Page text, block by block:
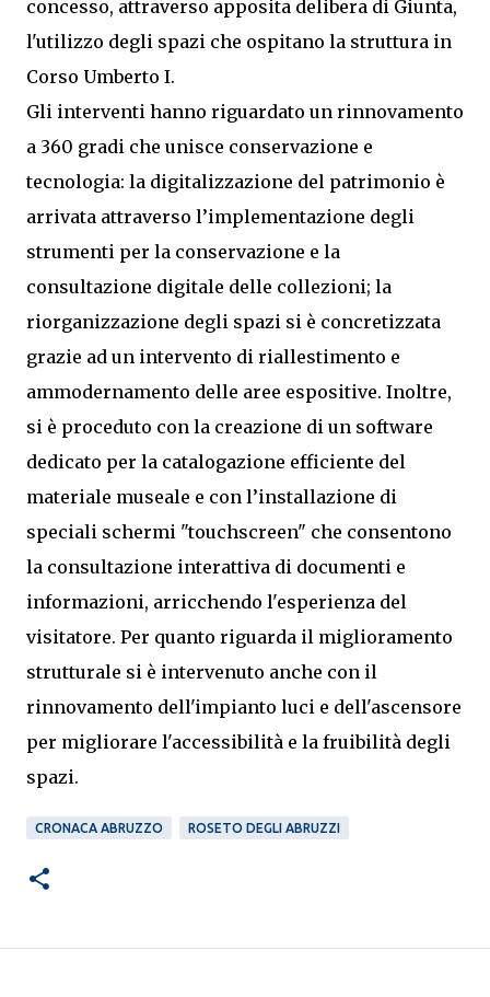
concesso, attraverso apposita delibera di Giunta,
l'utilizzo degli spazi che ospitano la struttura in
Corso Umberto I.
Gli interventi hanno riguardato un rinnovamento
a 360 gradi che unisce conservazione e
tecnologia: la digitalizzazione del patrimonio è
arrivata attraverso l’implementazione degli
strumenti per la conservazione e la
consultazione digitale delle collezioni; la
riorganizzazione degli spazi si è concretizzata
grazie ad un intervento di riallestimento e
ammodernamento delle aree espositive. Inoltre,
si è proceduto con la creazione di un software
dedicato per la catalogazione efficiente del
materiale museale e con l’installazione di
speciali schermi "touchscreen" che consentono
la consultazione interattiva di documenti e
informazioni, arricchendo l'esperienza del
visitatore. Per quanto riguarda il miglioramento
strutturale si è intervenuto anche con il
rinnovamento dell'impianto luci e dell'ascensore
per migliorare l'accessibilità e la fruibilità degli
spazi.
CRONACA ABRUZZO ROSETO DEGLI ABRUZZI